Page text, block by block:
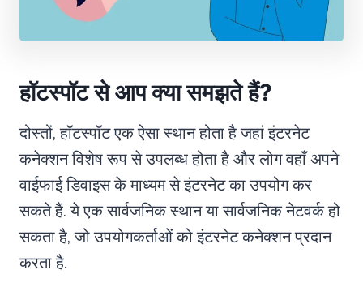
हॉटस्पॉट से आप क्या समझते हैं?
दोस्तों, हॉटस्पॉट एक ऐसा स्थान होता है जहां इंटरनेट
कनेक्शन विशेष रूप से उपलब्ध होता है और लोग वहाँ अपने
वाईफाई डिवाइस के माध्यम से इंटरनेट का उपयोग कर
सकते हैं. ये एक सार्वजनिक स्थान या सार्वजनिक नेटवर्क हो
सकता है, जो उपयोगकर्ताओं को इंटरनेट कनेक्शन प्रदान
करता है.